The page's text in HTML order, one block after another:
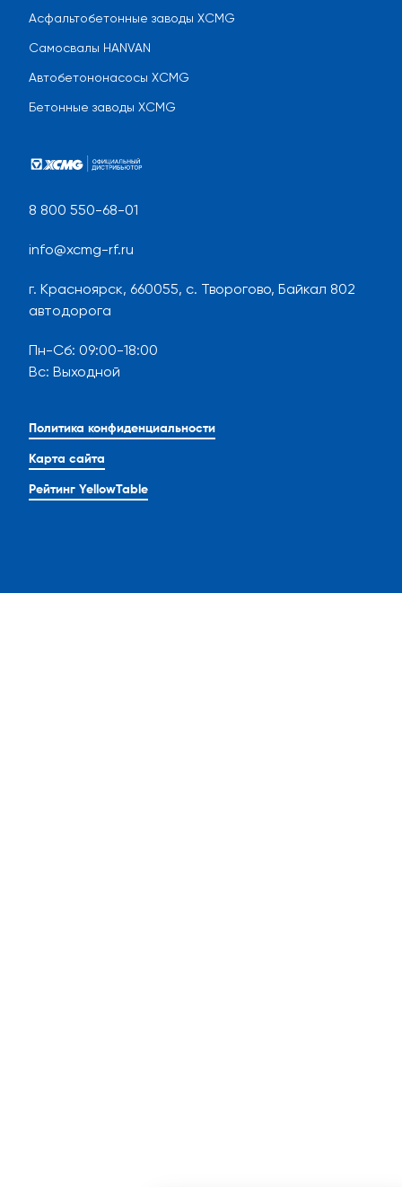
8 800 550-68-01
info@xcmg-rf.ru
г. Красноярск, 660055, с. Творогово, Байкал 802
автодорога
Пн-Сб: 09:00-18:00
Вс: Выходной
Политика конфиденциальности
Карта сайта
Рейтинг YellowTable
Асфальтобетонные заводы XCMG
Самосвалы HANVAN
Автобетононасосы XCMG
Бетонные заводы XCMG